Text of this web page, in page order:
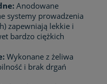
Anodowane
systemy prowadzenia
zapewniają lekkie i
bardzo ciężkich
Wykonane z żeliwa
i brak drgań